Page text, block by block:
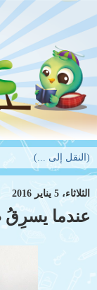
الثلاثاء، 5 يناير 2016
عندما